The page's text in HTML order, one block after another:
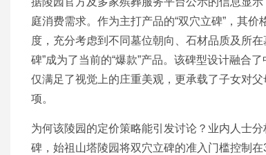
庭消费需求。作为主打产品的“双穴立碑”，其
度，充分考虑到不同墓位朝向、石材品质及所
碑”成为了当前的“爆款”产品。该碑型设计融合
仅满足了视觉上的庄重美观，更承载了子女对
项。
为何该陵园的定价策略能引发讨论？业内人士
碑，始祖山塔陵园将双穴立碑的准入门槛控制